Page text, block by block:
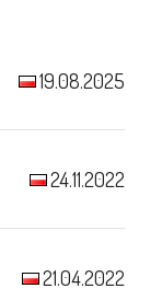
19.08.2025
24.11.2022
21.04.2022